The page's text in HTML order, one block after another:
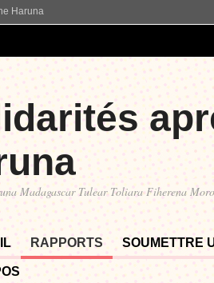
Haruna
Madagascar Tulear Toliara Fiherena
RAPPORTS SOUMETTRE